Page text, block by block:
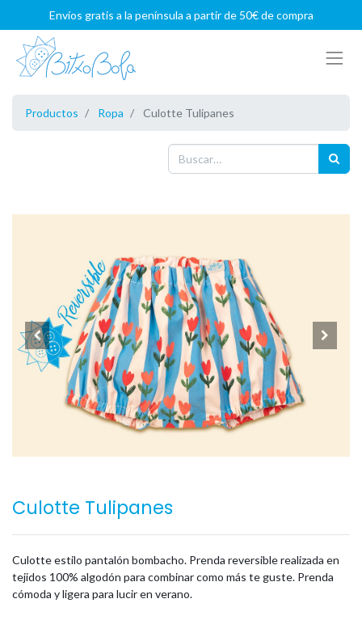
Envíos gratis a la península a partir de 50€ de compra
Productos Ropa Culotte Tulipanes
Culotte Tulipanes
Culotte estilo pantalón bombacho. Prenda reversible realizada en
tejidos 100% algodón para combinar como más te guste. Prenda
cómoda y ligera para lucir en verano.